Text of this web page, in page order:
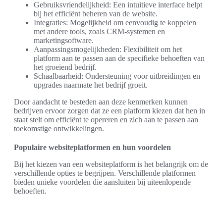
Gebruiksvriendelijkheid: Een intuitieve interface helpt
bij het efficiënt beheren van de website.
Integraties: Mogelijkheid om eenvoudig te koppelen
met andere tools, zoals CRM-systemen en
marketingsoftware.
Aanpassingsmogelijkheden: Flexibiliteit om het
platform aan te passen aan de specifieke behoeften van
het groeiend bedrijf.
Schaalbaarheid: Ondersteuning voor uitbreidingen en
upgrades naarmate het bedrijf groeit.
Door aandacht te besteden aan deze kenmerken kunnen
bedrijven ervoor zorgen dat ze een platform kiezen dat hen in
staat stelt om efficiënt te opereren en zich aan te passen aan
toekomstige ontwikkelingen.
Populaire websiteplatformen en hun voordelen
Bij het kiezen van een websiteplatform is het belangrijk om de
verschillende opties te begrijpen. Verschillende platformen
bieden unieke voordelen die aansluiten bij uiteenlopende
behoeften.